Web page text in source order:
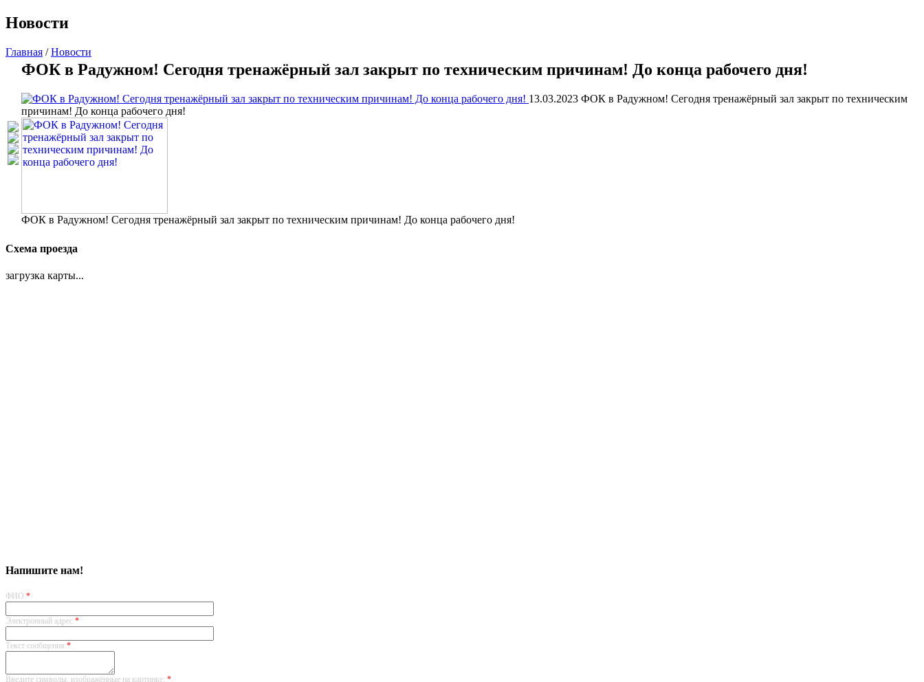
Новости
Главная /Новости
ФОК в Радужном! Сегодня тренажёрный зал закрыт по техническим причинам! До конца рабочего дня!
13.03.2023 ФОК в Радужном! Сегодня тренажёрный зал закрыт по техническим
причинам! До конца рабочего дня!
ФОК в Радужном! Сегодня тренажёрный зал закрыт по техническим причинам! До конца рабочего дня!
Схема проезда
загрузка карты...
Напишите нам!
ФИО *
Электронный адрес *
Текст сообщения:*
Введите символы, изображённые на картинке: *